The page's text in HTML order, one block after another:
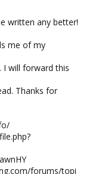
written any better!
me of my
I will forward this
Thanks for
forums/topi